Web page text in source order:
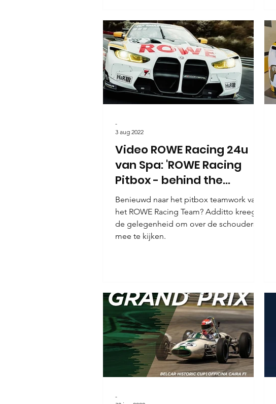
Video ROWE Racing 24u
van Spa: 'ROWE Racing
Pitbox - behind the
scenes'
Benieuwd naar het pitbox teamwork van
het ROWE Racing Team? Additto kreeg
de gelegenheid om over de schouders
mee te kijken.
-
3 aug 2022
-